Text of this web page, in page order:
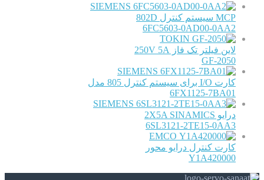
SIEMENS
MCP سیستم کنترل 802D
6FC5603-0AD00-0AA2
TOKIN
لاین فیلتر تک فاز 250V 5A
GF-2050
SIEMENS
کارت I/O برای سیستم کنترل 805 مدل
6FX1125-7BA01
SIEMENS
درایو 2X5A SINAMICS
6SL3121-2TE15-0AA3
EMCO
کارت کنترل درایو محور
Y1A420000